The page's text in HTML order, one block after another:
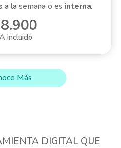
a la semana o es interna.
incluido
Más
DIGITAL QUE